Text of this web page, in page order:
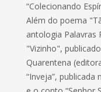
“Colecionando
Além do poema
antologia Palavras
"Vizinho",
Quarentena
“Inveja”, publicada